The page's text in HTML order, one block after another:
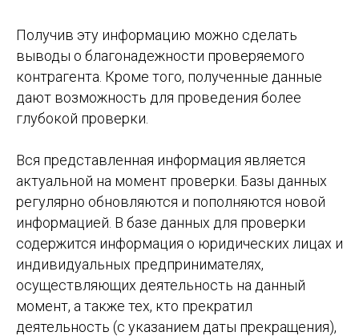
Получив эту информацию можно сделать
выводы о благонадежности проверяемого
контрагента. Кроме того, полученные данные
дают возможность для проведения более
глубокой проверки.
Вся представленная информация является
актуальной на момент проверки. Базы данных
регулярно обновляются и пополняются новой
информацией. В базе данных для проверки
содержится информация о юридических лицах и
индивидуальных предпринимателях,
осуществляющих деятельность на данный
момент, а также тех, кто прекратил
деятельность (с указанием даты прекращения),